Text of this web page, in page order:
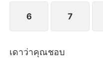
6 7
เดาว่าคุณชอบ